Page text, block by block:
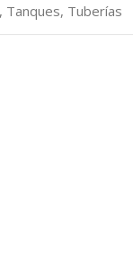
Tanques, Tuberías